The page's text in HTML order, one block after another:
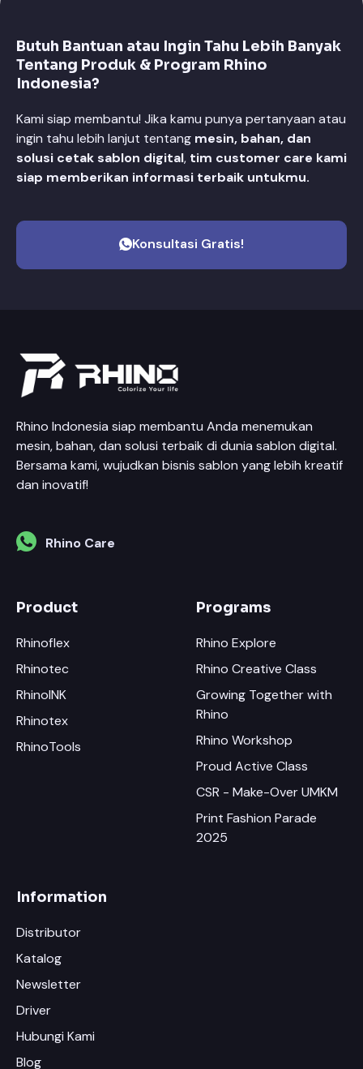
Butuh Bantuan atau Ingin Tahu Lebih Banyak
Tentang Produk & Program Rhino
Indonesia?
Kami siap membantu! Jika kamu punya pertanyaan atau
ingin tahu lebih lanjut tentang mesin, bahan, dan
solusi cetak sablon digital, tim customer care kami
siap memberikan informasi terbaik untukmu.
Konsultasi Gratis!
Rhino Indonesia siap membantu Anda menemukan
mesin, bahan, dan solusi terbaik di dunia sablon digital.
Bersama kami, wujudkan bisnis sablon yang lebih kreatif
dan inovatif!
Rhino Care
Product
Rhinoflex
Rhinotec
RhinoINK
Rhinotex
RhinoTools
Programs
Rhino Explore
Rhino Creative Class
Growing Together with
Rhino
Rhino Workshop
Proud Active Class
CSR - Make-Over UMKM
Print Fashion Parade
2025
Information
Distributor
Katalog
Newsletter
Driver
Hubungi Kami
Blog